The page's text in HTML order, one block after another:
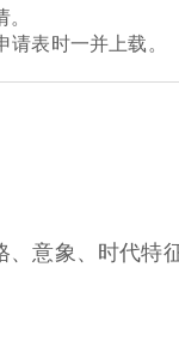
请表时一并上载。
意象、时代特